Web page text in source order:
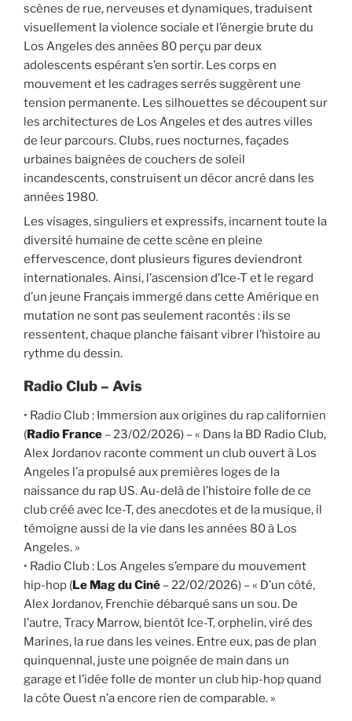
scènes de rue, nerveuses et dynamiques, traduisent
visuellement la violence sociale et l’énergie brute du
Los Angeles des années 80 perçu par deux
adolescents espérant s’en sortir. Les corps en
mouvement et les cadrages serrés suggèrent une
tension permanente. Les silhouettes se découpent sur
les architectures de Los Angeles et des autres villes
de leur parcours. Clubs, rues nocturnes, façades
urbaines baignées de couchers de soleil
incandescents, construisent un décor ancré dans les
années 1980.
Les visages, singuliers et expressifs, incarnent toute la
diversité humaine de cette scène en pleine
effervescence, dont plusieurs figures deviendront
internationales. Ainsi, l’ascension d’Ice-T et le regard
d’un jeune Français immergé dans cette Amérique en
mutation ne sont pas seulement racontés : ils se
ressentent, chaque planche faisant vibrer l’histoire au
rythme du dessin.
Radio Club – Avis
• Radio Club : Immersion aux origines du rap californien
( Radio France – 23/02/2026) – « Dans la BD Radio Club,
Alex Jordanov raconte comment un club ouvert à Los
Angeles l’a propulsé aux premières loges de la
naissance du rap US. Au-delà de l’histoire folle de ce
club créé avec Ice-T, des anecdotes et de la musique, il
témoigne aussi de la vie dans les années 80 à Los
Angeles. »
• Radio Club : Los Angeles s’empare du mouvement
hip-hop ( Le Mag du Ciné – 22/02/2026) – « D’un côté,
Alex Jordanov, Frenchie débarqué sans un sou. De
l’autre, Tracy Marrow, bientôt Ice-T, orphelin, viré des
Marines, la rue dans les veines. Entre eux, pas de plan
quinquennal, juste une poignée de main dans un
garage et l’idée folle de monter un club hip-hop quand
la côte Ouest n’a encore rien de comparable. »